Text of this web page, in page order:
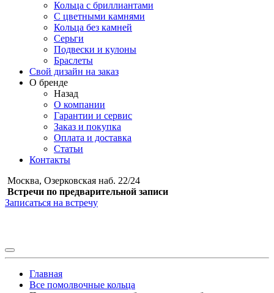
Кольца с бриллиантами
С цветными камнями
Кольца без камней
Серьги
Подвески и кулоны
Браслеты
Свой дизайн на заказ
О бренде
Назад
О компании
Гарантии и сервис
Заказ и покупка
Оплата и доставка
Статьи
Контакты
Москва, Озерковская наб. 22/24
Встречи по предварительной записи
Записаться на встречу
Главная
Все помолвочные кольца